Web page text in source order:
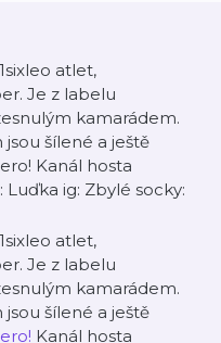
atlet,
Je z labelu
kamarádem.
šílené a ještě
Kanál hosta
ig: Zbylé socky:
atlet,
Je z labelu
kamarádem.
šílené a ještě
Kanál hosta